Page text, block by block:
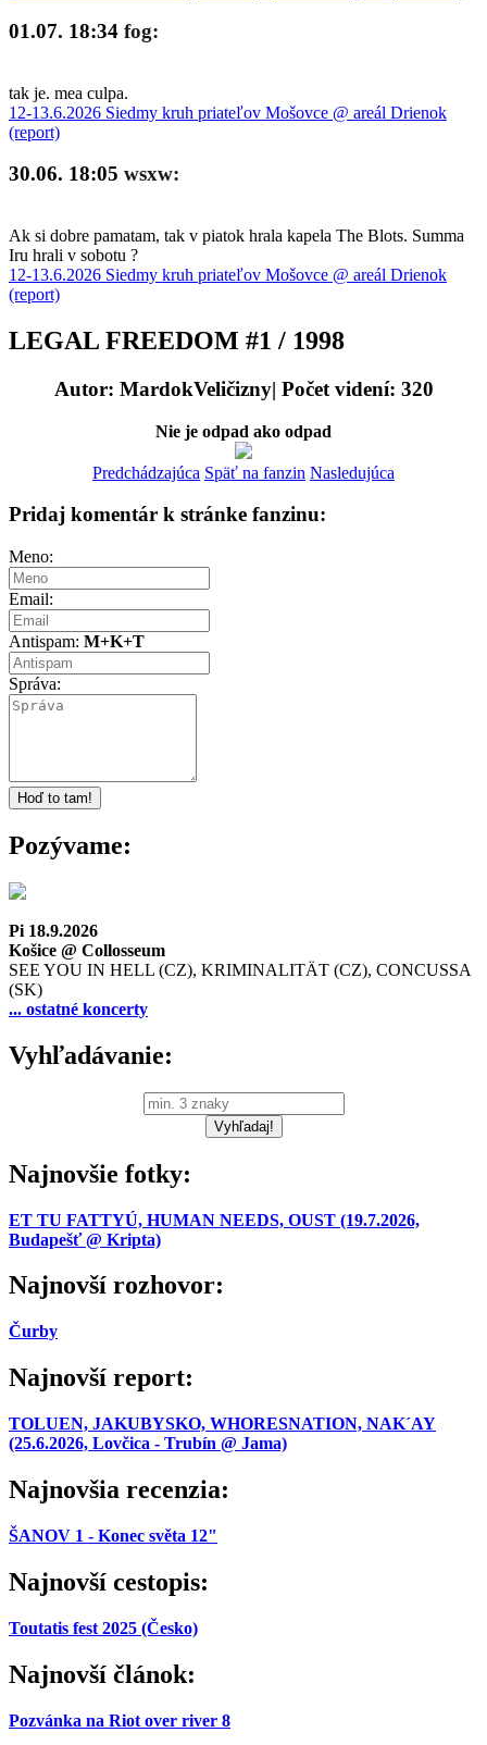
01.07. 18:34 fog:
tak je. mea culpa.
12-13.6.2026 Siedmy kruh priateľov Mošovce @ areál Drienok
(report)
30.06. 18:05 wsxw:
Ak si dobre pamatam, tak v piatok hrala kapela The Blots. Summa
Iru hrali v sobotu ?
12-13.6.2026 Siedmy kruh priateľov Mošovce @ areál Drienok
(report)
LEGAL FREEDOM #1 / 1998
Autor: MardokVeličizny| Počet videní: 320
Nie je odpad ako odpad
Predchádzajúca Späť na fanzin Nasledujúca
Pridaj komentár k stránke fanzinu:
Meno:
Email:
Antispam: M+K+T
Správa:
Pozývame:
Pi 18.9.2026
Košice @ Collosseum
SEE YOU IN HELL (CZ), KRIMINALITÄT (CZ), CONCUSSA
(SK)
... ostatné koncerty
Vyhľadávanie:
Najnovšie fotky:
ET TU FATTYÚ, HUMAN NEEDS, OUST (19.7.2026,
Budapešť @ Kripta)
Najnovší rozhovor:
Čurby
Najnovší report:
TOLUEN, JAKUBYSKO, WHORESNATION, NAK´AY
(25.6.2026, Lovčica - Trubín @ Jama)
Najnovšia recenzia:
ŠANOV 1 - Konec světa 12"
Najnovší cestopis:
Toutatis fest 2025 (Česko)
Najnovší článok:
Pozvánka na Riot over river 8